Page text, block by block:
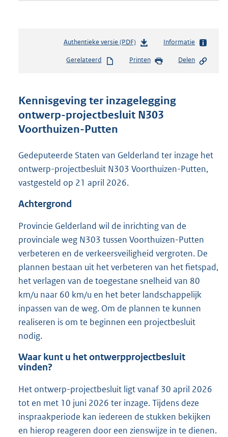
Authentieke versie (PDF)b
s
d
o
t
3
K
b
Informatie
Gerelateerd Printen Delen
Kennisgeving ter inzagelegging
ontwerp-projectbesluit N303
Voorthuizen-Putten
Gedeputeerde Staten van Gelderland ter inzage het
ontwerp-projectbesluit N303 Voorthuizen-Putten,
vastgesteld op 21 april 2026.
Achtergrond
Provincie Gelderland wil de inrichting van de
provinciale weg N303 tussen Voorthuizen-Putten
verbeteren en de verkeersveiligheid vergroten. De
plannen bestaan uit het verbeteren van het fietspad,
het verlagen van de toegestane snelheid van 80
km/u naar 60 km/u en het beter landschappelijk
inpassen van de weg. Om de plannen te kunnen
realiseren is om te beginnen een projectbesluit
nodig.
Waar kunt u het ontwerpprojectbesluit
vinden?
Het ontwerp-projectbesluit ligt vanaf 30 april 2026
tot en met 10 juni 2026 ter inzage. Tijdens deze
inspraakperiode kan iedereen de stukken bekijken
en hierop reageren door een zienswijze in te dienen.